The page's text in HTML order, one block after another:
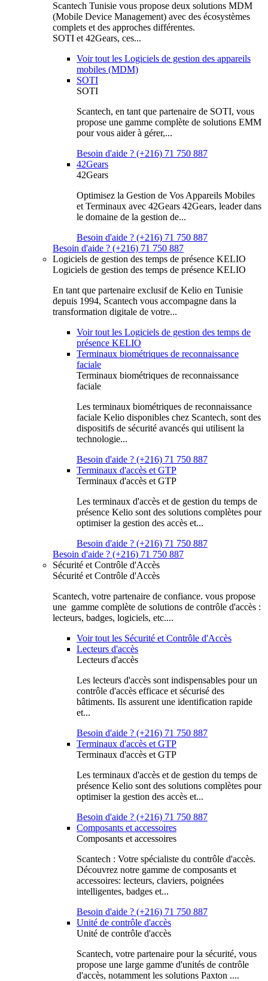
Scantech Tunisie vous propose deux solutions MDM
(Mobile Device Management) avec des écosystèmes
complets et des approches différentes.
SOTI et 42Gears, ces...
Voir tout les Logiciels de gestion des appareils
mobiles (MDM)
SOTI
SOTI
Scantech, en tant que partenaire de SOTI, vous
propose une gamme complète de solutions EMM
pour vous aider à gérer,...
Besoin d'aide ? (+216) 71 750 887
42Gears
42Gears
Optimisez la Gestion de Vos Appareils Mobiles
et Terminaux avec 42Gears 42Gears, leader dans
le domaine de la gestion de...
Besoin d'aide ? (+216) 71 750 887
Besoin d'aide ? (+216) 71 750 887
Logiciels de gestion des temps de présence KELIO
Logiciels de gestion des temps de présence KELIO
En tant que partenaire exclusif de Kelio en Tunisie
depuis 1994, Scantech vous accompagne dans la
transformation digitale de votre...
Voir tout les Logiciels de gestion des temps de
présence KELIO
Terminaux biométriques de reconnaissance
faciale
Terminaux biométriques de reconnaissance
faciale
Les terminaux biométriques de reconnaissance
faciale Kelio disponibles chez Scantech, sont des
dispositifs de sécurité avancés qui utilisent la
technologie...
Besoin d'aide ? (+216) 71 750 887
Terminaux d'accès et GTP
Terminaux d'accès et GTP
Les terminaux d'accès et de gestion du temps de
présence Kelio sont des solutions complètes pour
optimiser la gestion des accès et...
Besoin d'aide ? (+216) 71 750 887
Besoin d'aide ? (+216) 71 750 887
Sécurité et Contrôle d'Accès
Sécurité et Contrôle d'Accès
Scantech, votre partenaire de confiance. vous propose
une gamme complète de solutions de contrôle d'accès :
lecteurs, badges, logiciels, etc....
Voir tout les Sécurité et Contrôle d'Accès
Lecteurs d'accès
Lecteurs d'accès
Les lecteurs d'accès sont indispensables pour un
contrôle d'accès efficace et sécurisé des
bâtiments. Ils assurent une identification rapide
et...
Besoin d'aide ? (+216) 71 750 887
Terminaux d'accès et GTP
Terminaux d'accès et GTP
Les terminaux d'accès et de gestion du temps de
présence Kelio sont des solutions complètes pour
optimiser la gestion des accès et...
Besoin d'aide ? (+216) 71 750 887
Composants et accessoires
Composants et accessoires
Scantech : Votre spécialiste du contrôle d'accès.
Découvrez notre gamme de composants et
accessoires: lecteurs, claviers, poignées
intelligentes, badges et...
Besoin d'aide ? (+216) 71 750 887
Unité de contrôle d'accès
Unité de contrôle d'accès
Scantech, votre partenaire pour la sécurité, vous
propose une large gamme d'unités de contrôle
d'accès, notamment les solutions Paxton ....